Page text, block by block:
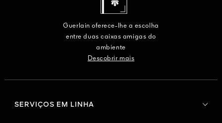
Guerlain oferece-lhe a escolha
entre duas caixas amigas do
ambiente
Descobrir mais
SERVIÇOS EM LINHA